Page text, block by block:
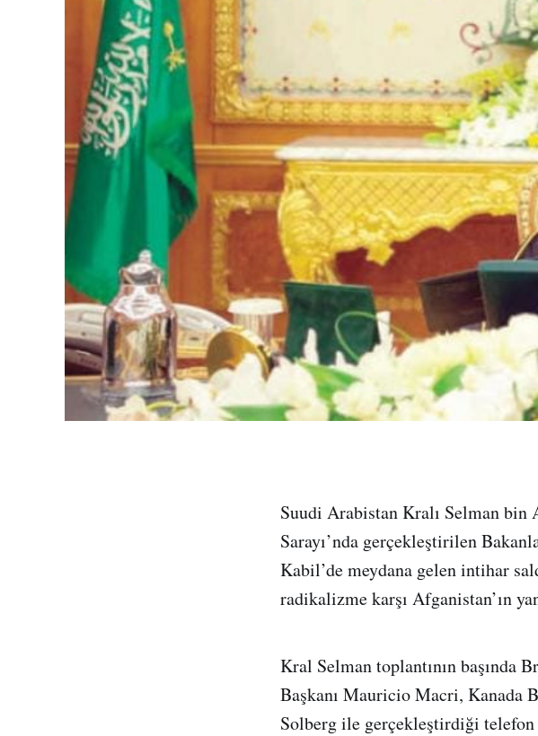
Suudi Arabistan Kralı Selman bin
Sarayı’nda gerçekleştirilen
Kabil’de meydana gelen intihar
radikalizme karşı Afganistan’ın
Kral Selman toplantının başında
Başkanı Mauricio Macri, Kanada
Solberg ile gerçekleştirdiği